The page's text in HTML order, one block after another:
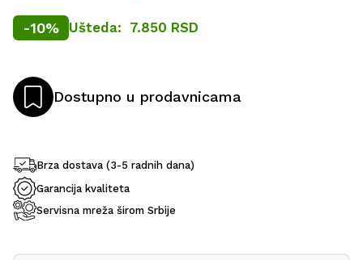
-10% Ušteda: 7.850 RSD
Dostupno u prodavnicama
Brza dostava (3-5 radnih dana)
Garancija kvaliteta
Servisna mreža širom Srbije